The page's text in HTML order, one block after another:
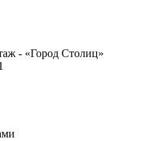
- «Город Столиц»